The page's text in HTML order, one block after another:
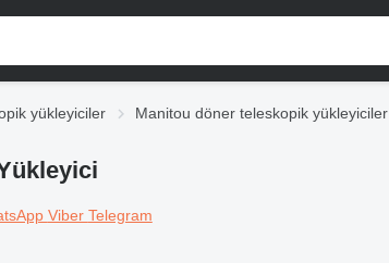
yükleyiciler Manitou döner teleskopik yükleyiciler
Viber Telegram